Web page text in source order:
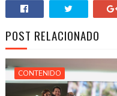
POST RELACIONADO
CONTENIDO